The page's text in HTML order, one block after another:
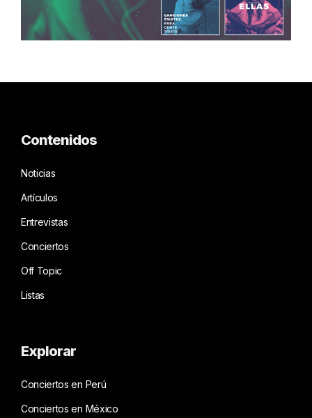
Contenidos
Noticias
Artículos
Entrevistas
Conciertos
Off Topic
Listas
Explorar
Conciertos en Perú
Conciertos en México